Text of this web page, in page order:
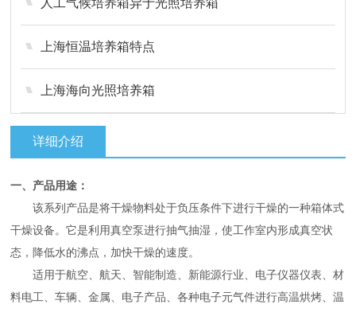
人工气候培养箱异于光照培养箱
上海恒温培养箱特点
上海海向光照培养箱
详细介绍
一、产品用途：
该系列产品是将干燥物料处于负压条件下进行干燥的一种箱体式
干燥设备。它是利用真空泵进行抽气抽湿，使工作室内形成真空状
态，降低水的沸点，加快干燥的速度。
适用于航空、航天、智能制造、新能源行业、电子仪器仪表、材
料电工、车辆、金属、电子产品、各种电子元气件进行高温烘烤、温